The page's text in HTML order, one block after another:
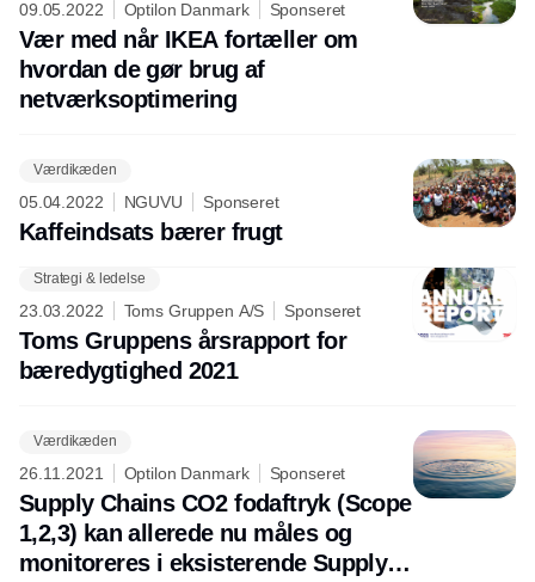
09.05.2022 Optilon Danmark Sponseret
Vær med når IKEA fortæller om
hvordan de gør brug af
netværksoptimering
Værdikæden
05.04.2022 NGUVU Sponseret
Kaffeindsats bærer frugt
Strategi & ledelse
23.03.2022 Toms Gruppen A/S Sponseret
Toms Gruppens årsrapport for
bæredygtighed 2021
Værdikæden
26.11.2021 Optilon Danmark Sponseret
Supply Chains CO2 fodaftryk (Scope
1,2,3) kan allerede nu måles og
monitoreres i eksisterende Supply